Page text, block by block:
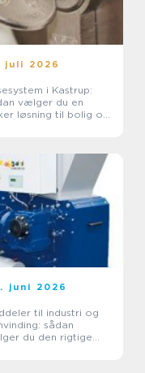
juli 2026
i Kastrup:
vælger du en
løsning til bolig og
juni 2026
til industri og
sådan
du den rigtige